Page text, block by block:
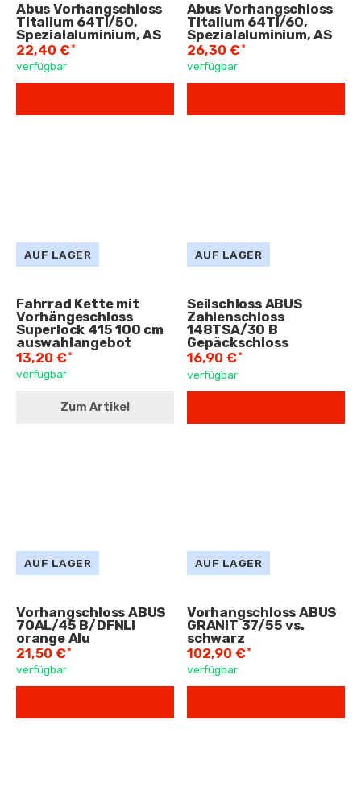
Abus Vorhangschloss
Titalium 64TI/50,
Spezialaluminium, AS
22,40 €*
verfügbar
Abus Vorhangschloss
Titalium 64TI/60,
Spezialaluminium, AS
26,30 €*
verfügbar
AUF LAGER
Fahrrad Kette mit
Vorhängeschloss
Superlock 415 100 cm
auswahlangebot
13,20 €*
verfügbar
Zum Artikel
AUF LAGER
Seilschloss ABUS
Zahlenschloss
148TSA/30 B
Gepäckschloss
16,90 €*
verfügbar
AUF LAGER
Vorhangschloss ABUS
70AL/45 B/DFNLI
orange Alu
21,50 €*
verfügbar
AUF LAGER
Vorhangschloss ABUS
GRANIT 37/55 vs.
schwarz
102,90 €*
verfügbar